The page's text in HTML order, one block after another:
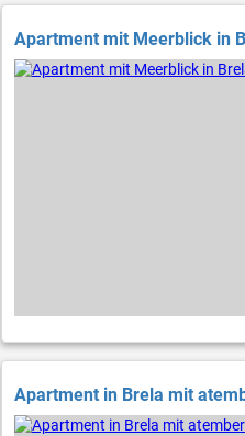
Apartment mit Meerblick in
Apartment in Brela mit